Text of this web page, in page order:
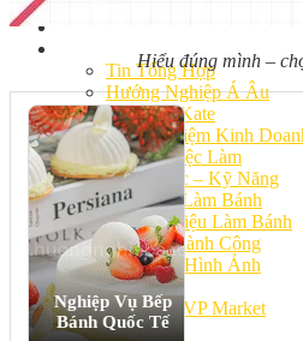
Tin Tổng Hợp
Hướng Nghiệp Á Âu
Bếp Nhà Kate
Kinh Nghiệm Kinh
Cơ Hội Việc Làm
Kiến Thức – Kỹ Năng
Dụng Cụ Làm Bánh
Nguyên Liệu Làm Bánh
Gương Thành Công
Thư Viện Hình Ảnh
Hỏi Đáp
Siêu thị ĐVP Market
Việc Làm
Hiểu đúng mình –
Nghiệp Vụ Bếp
Bánh Quốc Tế